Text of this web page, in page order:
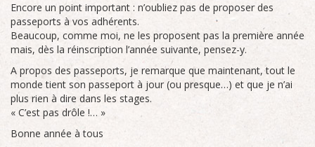
Encore un point important : n’oubliez pas de proposer des
passeports à vos adhérents.
Beaucoup, comme moi, ne les proposent pas la première année
mais, dès la réinscription l’année suivante, pensez-y.
A propos des passeports, je remarque que maintenant, tout le
monde tient son passeport à jour (ou presque…) et que je n’ai
plus rien à dire dans les stages.
« C’est pas drôle !… »
Bonne année à tous